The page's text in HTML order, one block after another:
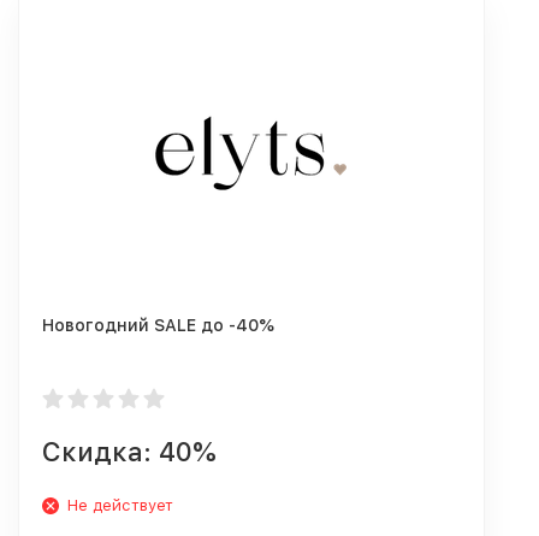
Новогодний SALE до -40%
Скидка: 40%
Не действует